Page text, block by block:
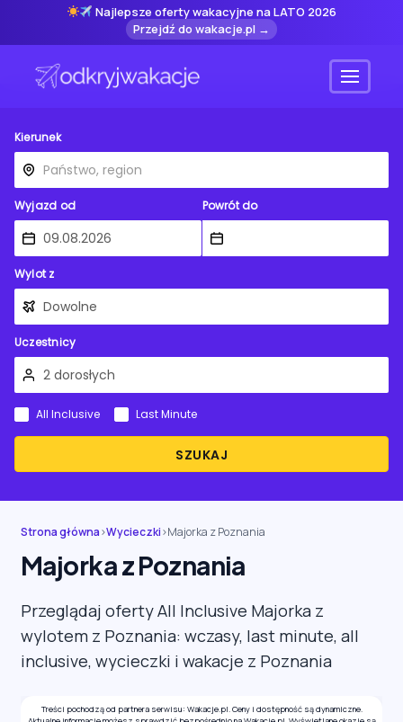
Najlepsze oferty wakacyjne na LATO 2026
Przejdź do wakacje.pl →
Menu
Kierunek
Wyjazd od Powrót do
Wylot z
Uczestnicy
SZUKAJ
All Inclusive Last Minute
Strona główna›Wycieczki›Majorka z Poznania
Majorka z Poznania
Przeglądaj oferty All Inclusive Majorka z
wylotem z Poznania: wczasy, last minute, all
inclusive, wycieczki i wakacje z Poznania
Treści pochodzą od partnera serwisu: Wakacje.pl. Ceny i dostępność są dynamiczne.